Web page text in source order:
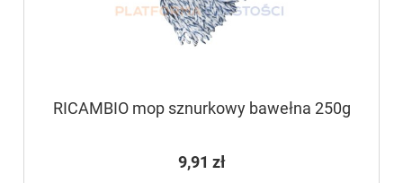
RICAMBIO mop sznurkowy bawełna 250g
9,91 zł